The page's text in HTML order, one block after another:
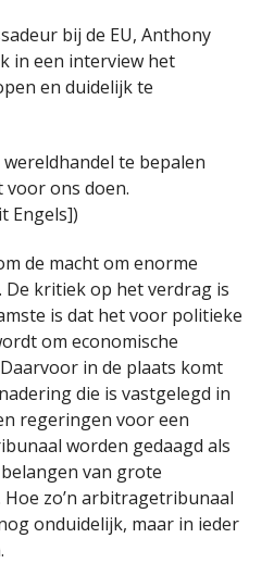
bij de EU, Anthony
in een interview het
en duidelijk te
te bepalen
ons doen.
Engels])
de macht om enorme
kritiek op het verdrag is
is dat het voor politieke
om economische
in de plaats komt
die is vastgelegd in
regeringen voor een
worden gedaagd als
van grote
zo’n arbitragetribunaal
onduidelijk, maar in ieder